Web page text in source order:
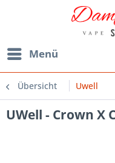
Menü
Übersicht Uwell
UWell - Crown X